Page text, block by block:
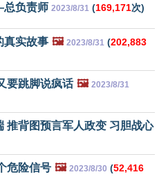
负责师 2023/8/31 (169,171次)
真实故事 🖼️ 2023/8/31 (202,883
要跳脚说疯话 🖼️ 2023/8/31
推背图预言军人政变 习胆战心
危险信号 🖼️ 2023/8/30 (52,416